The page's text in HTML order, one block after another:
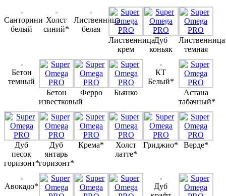
Санторини
белый
Холст
синий*
Лиственница
белая
Лиственница
крем
Дуб
коньяк
Лиственница
темная
Бетон
темный
Бетон
известковый
Ферро Бьянко
КТ
Белый*
Астана
табачный*
Дуб
песок
горизонт*
Дуб
янтарь
горизонт*
Крема*
Холст
латте*
Гриджио* Верде*
Авокадо*
Дуб